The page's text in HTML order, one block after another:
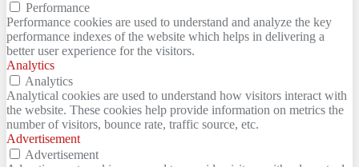
Performance
Performance cookies are used to understand and analyze the key
performance indexes of the website which helps in delivering a
better user experience for the visitors.
Analytics
Analytics
Analytical cookies are used to understand how visitors interact with
the website. These cookies help provide information on metrics the
number of visitors, bounce rate, traffic source, etc.
Advertisement
Advertisement